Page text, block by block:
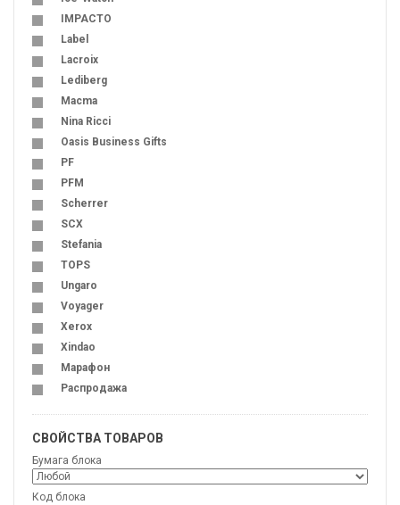
IMPACTO
Label
Lacroix
Lediberg
Macma
Nina Ricci
Oasis Business Gifts
PF
PFM
Scherrer
SCX
Stefania
TOPS
Ungaro
Voyager
Xerox
Xindao
Марафон
Распродажа
СВОЙСТВА ТОВАРОВ
Бумага блока
Код блока